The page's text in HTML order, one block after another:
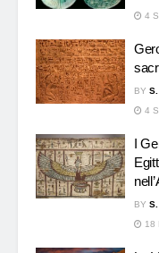
4
BY S.
4
I
BY S.
18